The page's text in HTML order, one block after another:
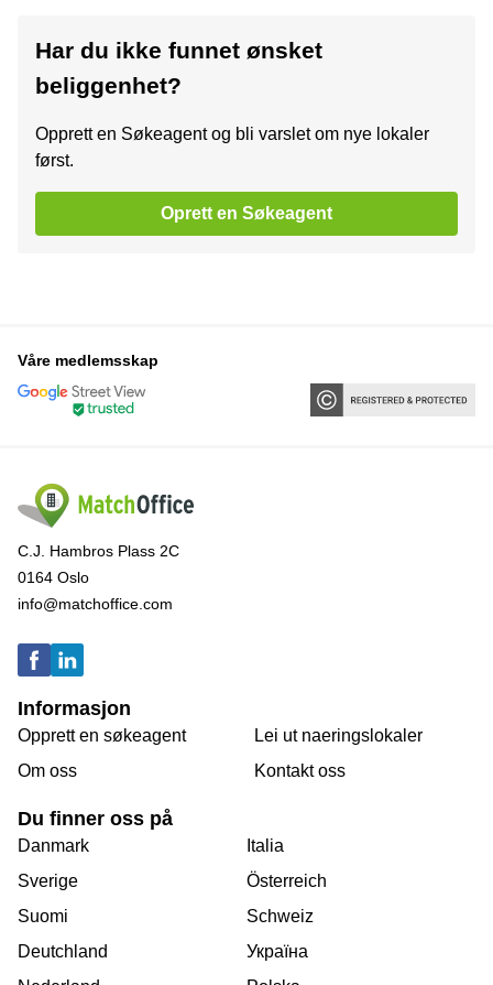
Har du ikke funnet ønsket
beliggenhet?
Opprett en Søkeagent og bli varslet om nye lokaler
først.
Oprett en Søkeagent
Våre medlemsskap
C.J. Hambros Plass 2C
0164 Oslo
info@matchoffice.com
Informasjon
Opprett en søkeagent
Om oss
Lei ut naeringslokaler
Kontakt oss
Du finner oss på
Danmark
Sverige
Suomi
Deutchland
Italia
Österreich
Schweiz
Україна